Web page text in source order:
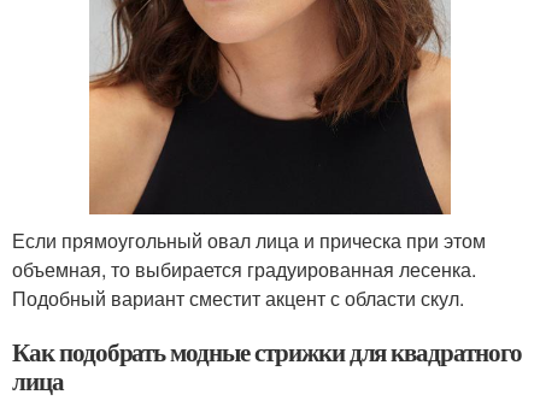
Если прямоугольный овал лица и прическа при этом
объемная, то выбирается градуированная лесенка.
Подобный вариант сместит акцент с области скул.
Как подобрать модные стрижки для квадратного
лица